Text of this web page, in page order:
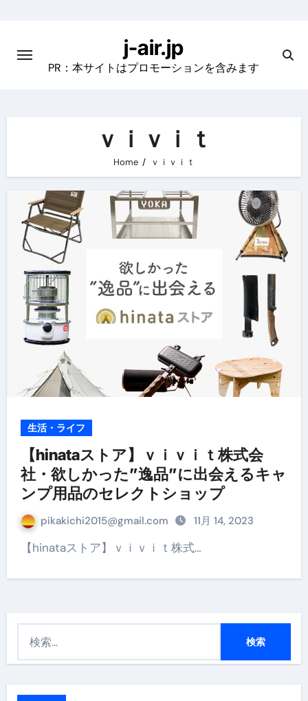
content
j-air.jp
PR：本サイトはプロモーションを含みます
ｖｉｖｉｔ
Home ｖｉｖｉｔ
生活・ライフ
【hinataストア】ｖｉｖｉｔ株式会
社・欲しかった”逸品”に出会えるキャ
ンプ用品のセレクトショップ
pikakichi2015@gmail.com 11月 14, 2023
【hinataストア】ｖｉｖｉｔ株式…